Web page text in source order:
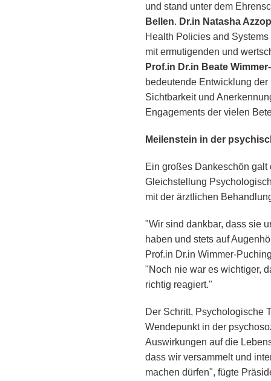
und stand unter dem
Bellen. Dr.in Natasha
Health Policies and
mit ermutigenden und
Prof.in Dr.in Beate
bedeutende Entwicklung
Sichtbarkeit und
Engagements der vielen
Meilenstein in der
Ein großes Dankeschön
Gleichstellung
mit der ärztlichen
"Wir sind dankbar, dass sie
haben und stets auf
Prof.in Dr.in Wimmer-
"Noch nie war es wichtiger,
richtig reagiert."
Der Schritt, Psychologische
Wendepunkt in der
Auswirkungen auf die
dass wir versammelt und
machen dürfen", fügte